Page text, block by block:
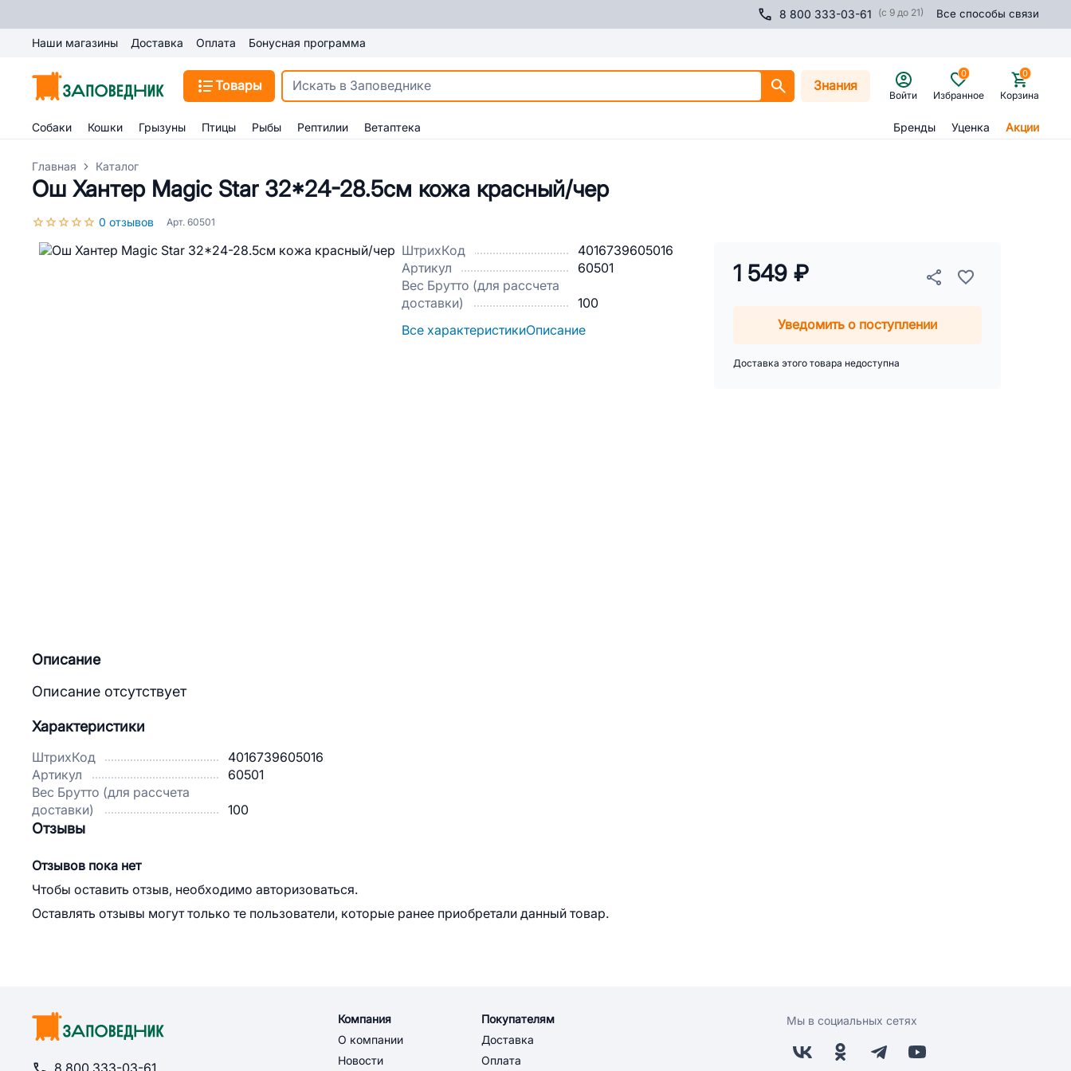
8 800 333-03-61 (с 9 до 21) Все способы связи
Наши магазины Доставка Оплата Бонусная программа
Товары Знания
Войти Избранное
0
Корзина
0
Собаки Кошки Грызуны Птицы Рыбы Рептилии Ветаптека Бренды Уценка Акции
Главная Каталог
Ош Хантер Magic Star 32*24-28.5см кожа красный/чер
0 отзывов Арт. 60501
ШтрихКод
4016739605016
Артикул
60501
Вес Брутто (для рассчета
доставки)
100
Все характеристикиОписание
1 549 ₽
Уведомить о поступлении
Доставка этого товара недоступна
Описание
Описание отсутствует
Характеристики
ШтрихКод
4016739605016
Артикул
60501
Вес Брутто (для рассчета
доставки)
100
Отзывы
Отзывов пока нет
Чтобы оставить отзыв, необходимо авторизоваться.
Оставлять отзывы могут только те пользователи, которые ранее приобретали данный товар.
8 800 333-03-61
Компания
О компании
Новости
Покупателям
Доставка
Оплата
Мы в социальных сетях